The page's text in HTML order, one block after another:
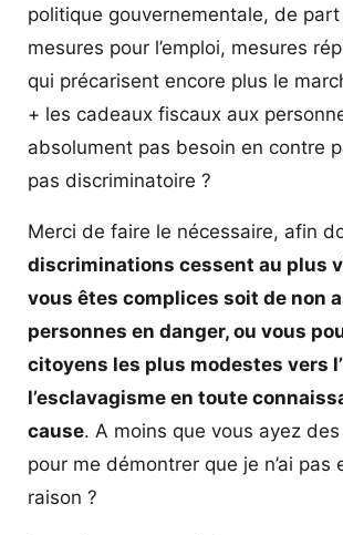
politique gouvernementale, de
mesures pour l’emploi, mesures
qui précarisent encore plus le
+ les cadeaux fiscaux aux
absolument pas besoin en contre
pas discriminatoire ?
Merci de faire le nécessaire, afin
discriminations cessent au plus
vous êtes complices soit de non
personnes en danger, ou vous
citoyens les plus modestes vers
l’esclavagisme en toute
cause. A moins que vous ayez
pour me démontrer que je n’ai pas
raison ?